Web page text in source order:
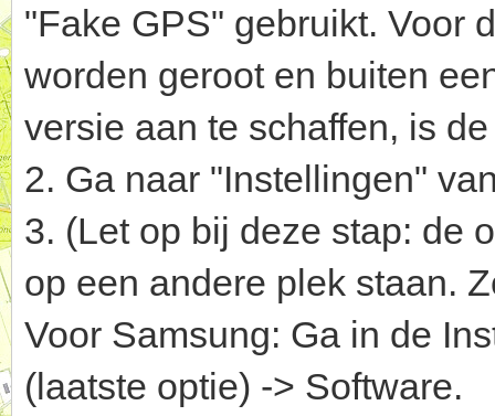
"Fake GPS" gebruikt. Voor
worden geroot en buiten
versie aan te schaffen, is
2. Ga naar "Instellingen"
3. (Let op bij deze stap: de
op een andere plek staan.
Voor Samsung: Ga in de
(laatste optie) -> Software.